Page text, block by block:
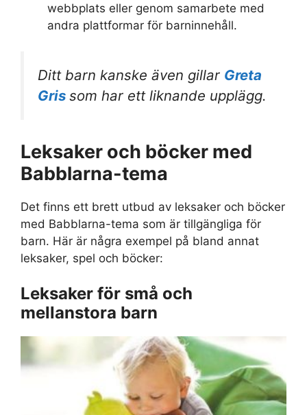
webbplats eller genom samarbete med
andra plattformar för barninnehåll.
Ditt barn kanske även gillar Greta
Gris som har ett liknande upplägg.
Leksaker och böcker med
Babblarna-tema
Det finns ett brett utbud av leksaker och böcker
med Babblarna-tema som är tillgängliga för
barn. Här är några exempel på bland annat
leksaker, spel och böcker:
Leksaker för små och
mellanstora barn